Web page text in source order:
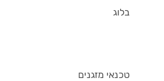
בלוג
טכנאי מזגנים